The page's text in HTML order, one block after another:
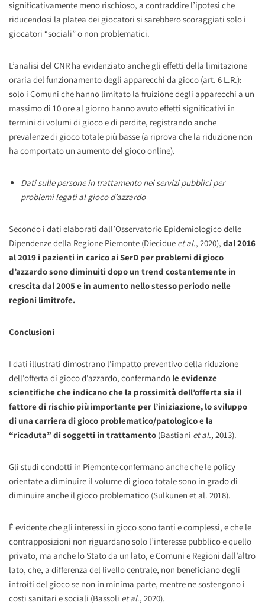
significativamente meno rischioso, a contraddire l’ipotesi che
riducendosi la platea dei giocatori si sarebbero scoraggiati solo i
giocatori “sociali” o non problematici.
L’analisi del CNR ha evidenziato anche gli effetti della limitazione
oraria del funzionamento degli apparecchi da gioco (art. 6 L.R.):
solo i Comuni che hanno limitato la fruizione degli apparecchi a un
massimo di 10 ore al giorno hanno avuto effetti significativi in
termini di volumi di gioco e di perdite, registrando anche
prevalenze di gioco totale più basse (a riprova che la riduzione non
ha comportato un aumento del gioco online).
Dati sulle persone in trattamento nei servizi pubblici per
problemi legati al gioco d’azzardo
Secondo i dati elaborati dall’Osservatorio Epidemiologico delle
Dipendenze della Regione Piemonte (Diecidue et al., 2020), dal 2016
al 2019 i pazienti in carico ai SerD per problemi di gioco
d’azzardo sono diminuiti dopo un trend costantemente in
crescita dal 2005 e in aumento nello stesso periodo nelle
regioni limitrofe.
Conclusioni
I dati illustrati dimostrano l’impatto preventivo della riduzione
dell’offerta di gioco d’azzardo, confermando le evidenze
scientifiche che indicano che la prossimità dell’offerta sia il
fattore di rischio più importante per l’iniziazione, lo sviluppo
di una carriera di gioco problematico/patologico e la
“ricaduta” di soggetti in trattamento (Bastiani et al., 2013).
Gli studi condotti in Piemonte confermano anche che le policy
orientate a diminuire il volume di gioco totale sono in grado di
diminuire anche il gioco problematico (Sulkunen et al. 2018).
È evidente che gli interessi in gioco sono tanti e complessi, e che le
contrapposizioni non riguardano solo l’interesse pubblico e quello
privato, ma anche lo Stato da un lato, e Comuni e Regioni dall’altro
lato, che, a differenza del livello centrale, non beneficiano degli
introiti del gioco se non in minima parte, mentre ne sostengono i
costi sanitari e sociali (Bassoli et al., 2020).